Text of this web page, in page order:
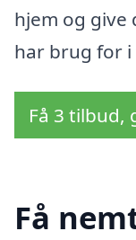
hjem og
har brug for
Få 3
Få